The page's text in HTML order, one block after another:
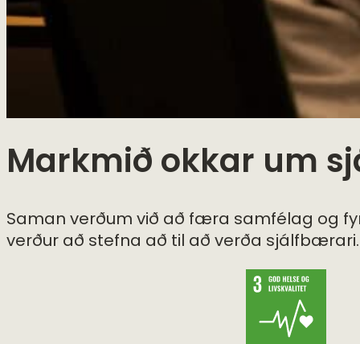
Markmið okkar um
Saman verðum við að færa samfélag og
verður að stefna að til að verða